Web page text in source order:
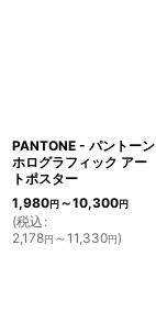
PANTONE - パントーン
ホログラフィック アー
トポスター
1,980円～10,300円
(税込 :
2,178円 ～11,330円)